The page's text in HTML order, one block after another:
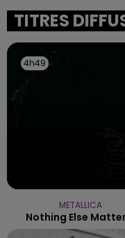
l'inspection du
les conditions de...
TITRES
4h49
4h49
METALLICA
Nothing Else